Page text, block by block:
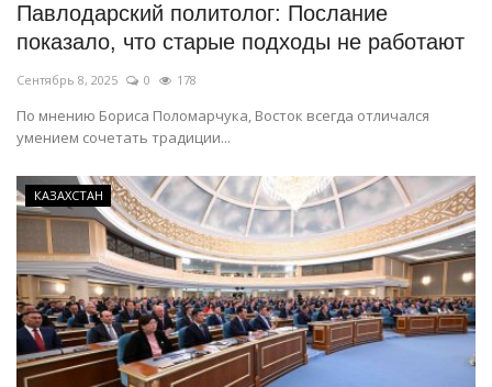
Павлодарский политолог: Послание
показало, что старые подходы не работают
Сентябрь 8, 2025 0 178
По мнению Бориса Поломарчука, Восток всегда отличался
умением сочетать традиции...
КАЗАХСТАН